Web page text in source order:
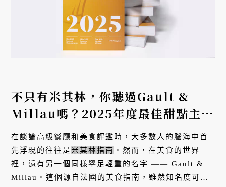
不只有米其林，你聽過Gault &
Millau嗎？2025年度最佳甜點主廚
是他！跟著名廚到瑞士嘗美食
在談論高級餐廳和美食評鑑時，大多數人的腦海中首
先浮現的往往是米其林指南 。然而，在美食的世界
裡，還有另一個同樣舉足輕重的名字 —— Gault &
Millau。這個源自法國的美食指南，雖然知名度可能